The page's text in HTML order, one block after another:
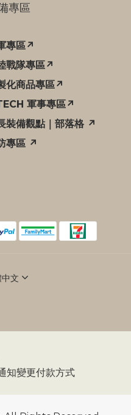
專區
專區↗
戰隊專區↗
化商品專區↗
軍事專區↗
裝備觀點｜部落格 ↗
專區 ↗
文
知變更付款方式